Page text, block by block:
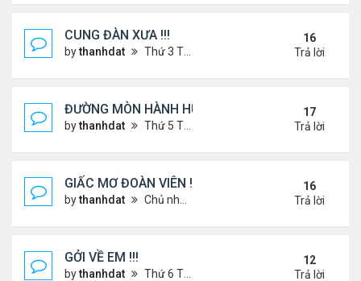
CUNG ĐÀN XƯA !!!
bythanhdat Thứ 3 Tháng 7 23, 2024 3:22 pm
16
Trả lời
ĐƯỜNG MÒN HÀNH HƯƠNG !!!
bythanhdat Thứ 5 Tháng 3 20, 2025 5:00 pm
17
Trả lời
GIẤC MƠ ĐOÀN VIÊN !!!
bythanhdat Chủ nhật Tháng 7 14, 2024 10:46 am
16
Trả lời
GỞI VỀ EM !!!
bythanhdat Thứ 6 Tháng 7 19, 2024 5:22 pm
12
Trả lời